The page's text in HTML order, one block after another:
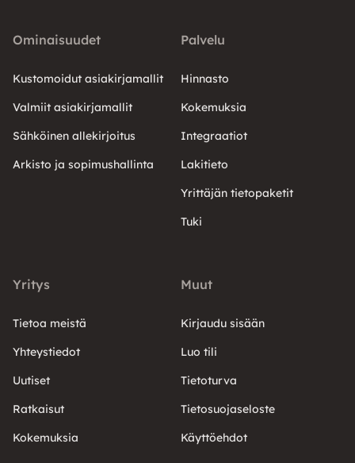
Ominaisuudet
Kustomoidut asiakirjamallit
Valmiit asiakirjamallit
Sähköinen allekirjoitus
Arkisto ja sopimushallinta
Palvelu
Hinnasto
Kokemuksia
Integraatiot
Lakitieto
Yrittäjän tietopaketit
Tuki
Yritys
Tietoa meistä
Yhteystiedot
Uutiset
Ratkaisut
Kokemuksia
Muut
Kirjaudu sisään
Luo tili
Tietoturva
Tietosuojaseloste
Käyttöehdot